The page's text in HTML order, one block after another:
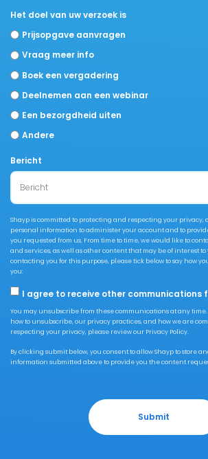
Het doel van uw verzoek is
Prijsopgave aanvragen
Vraag meer info
Boek een vergadering
Deelnemen aan een webinar
Een bezorgdheid uiten
Andere
Bericht
Shayp is committed to protecting and respecting your privacy,
personal information to administer your account and to
you requested from us. From time to time, we would like to
and services, as well as other content that may be of interest to
contacting you for this purpose, please tick below to say how
you:
I agree to receive other communications
You may unsubscribe from these communications at any
how to unsubscribe, our privacy practices, and how we are
respecting your privacy, please review our Privacy Policy.
By clicking submit below, you consent to allow Shayp to store
information submitted above to provide you the content